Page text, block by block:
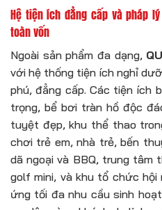
Hệ tiện ích đẳng cấp và pháp
toàn vốn
Ngoài sản phẩm đa dạng,
với hệ thống tiện ích nghỉ
phú, đẳng cấp. Các tiện ích
trọng, bể bơi tràn hồ độc
tuyệt đẹp, khu thể thao
chơi trẻ em, nhà trẻ, bến
dã ngoại và BBQ, trung tâm
golf mini, và khu tổ chức
ứng tối đa nhu cầu sinh